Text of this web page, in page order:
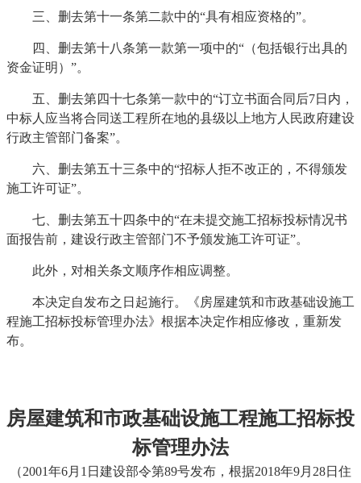
三、删去第十一条第二款中的“具有相应资格的”。
四、删去第十八条第一款第一项中的“（包括银行出具的
资金证明）”。
五、删去第四十七条第一款中的“订立书面合同后7日内，
中标人应当将合同送工程所在地的县级以上地方人民政府建设
行政主管部门备案”。
六、删去第五十三条中的“招标人拒不改正的，不得颁发
施工许可证”。
七、删去第五十四条中的“在未提交施工招标投标情况书
面报告前，建设行政主管部门不予颁发施工许可证”。
此外，对相关条文顺序作相应调整。
本决定自发布之日起施行。《房屋建筑和市政基础设施工
程施工招标投标管理办法》根据本决定作相应修改，重新发
布。
房屋建筑和市政基础设施工程施工招标投
标管理办法
（2001年6月1日建设部令第89号发布，根据2018年9月28日住